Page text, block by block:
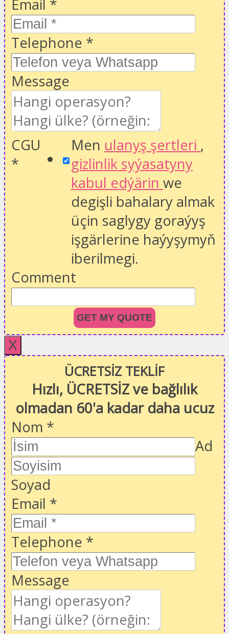
Email *
Telephone *
Message
CGU
*
Men ulanyş şertleri ,
gizlinlik syýasatyny
kabul edýärin we
degişli bahalary almak
üçin saglygy goraýyş
işgärlerine haýyşymyň
iberilmegi.
Comment
GET MY QUOTE
X
ÜCRETSİZ TEKLİF
Hızlı, ÜCRETSİZ ve bağlılık
olmadan 60'a kadar daha ucuz
Nom *
Ad
Soyad
Email *
Telephone *
Message